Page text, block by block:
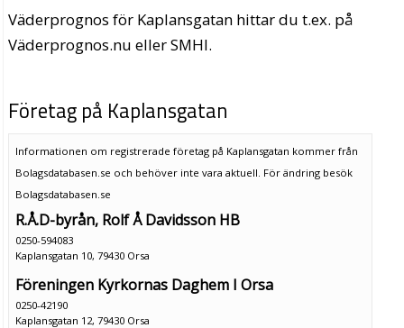
Väderprognos för Kaplansgatan hittar du t.ex. på
Väderprognos.nu eller SMHI.
Företag på Kaplansgatan
Informationen om registrerade företag på Kaplansgatan kommer från
Bolagsdatabasen.se och behöver inte vara aktuell. För ändring besök
Bolagsdatabasen.se
R.Å.D-byrån, Rolf Å Davidsson HB
0250-594083
Kaplansgatan 10, 79430 Orsa
Föreningen Kyrkornas Daghem I Orsa
0250-42190
Kaplansgatan 12, 79430 Orsa